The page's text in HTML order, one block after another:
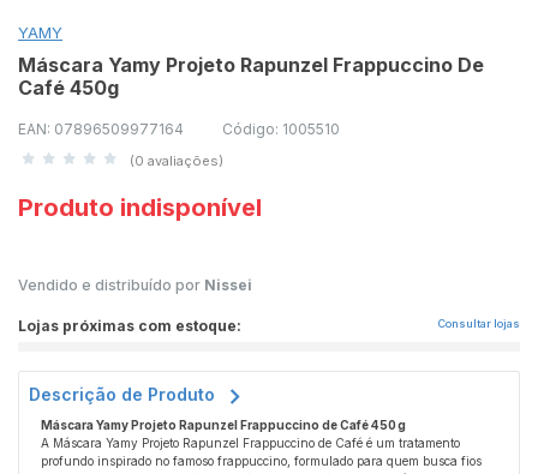
YAMY
Máscara Yamy Projeto Rapunzel Frappuccino De
Café 450g
EAN: 07896509977164 Código: 1005510
(0 avaliações)
Produto indisponível
Vendido e distribuído por Nissei
Lojas próximas com estoque: Consultar lojas
Descrição de Produto
Máscara Yamy Projeto Rapunzel Frappuccino de Café 450 g
A Máscara Yamy Projeto Rapunzel Frappuccino de Café é um tratamento
profundo inspirado no famoso frappuccino, formulado para quem busca fios